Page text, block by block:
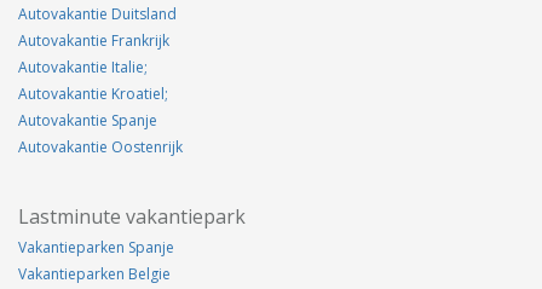
Autovakantie Duitsland
Autovakantie Frankrijk
Autovakantie Italie;
Autovakantie Kroatiel;
Autovakantie Spanje
Autovakantie Oostenrijk
Lastminute vakantiepark
Vakantieparken Spanje
Vakantieparken Belgie